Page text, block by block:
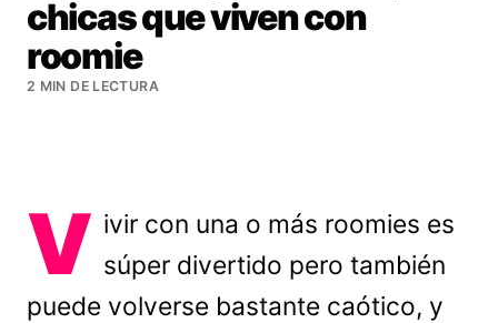
chicas que viven con
roomie
2 MIN DE LECTURA
V ivir con una o más roomies es
súper divertido pero también
puede volverse bastante caótico, y